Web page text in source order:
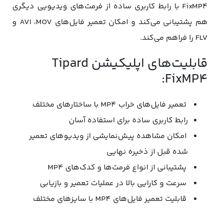
FixMP4 با رابط کاربری ساده از فرمت‌های ویدیویی دیگری
هم پشتیبانی می‌کند و امکان تعمیر فایل‌های AVI ،MOV و
FLV را فراهم می‌کند.
قابلیت‌های اپلیکیشن Tipard
FixMP4:
تعمیر فایل‌های خراب MP4 با ساختارهای مختلف
رابط کاربری ساده برای استفاده آسان
امکان مشاهده پیش‌نمایشی از ویدیوهای تعمیر
شده قبل از ذخیره نهایی
پشتیبانی از انواع فرمت‌ها و کدک‌های MP4
سرعت و کارایی بالا در عملیات تعمیر و بازیابی
قابلیت تعمیر فایل‌های MP4 با سایز‌های مختلف